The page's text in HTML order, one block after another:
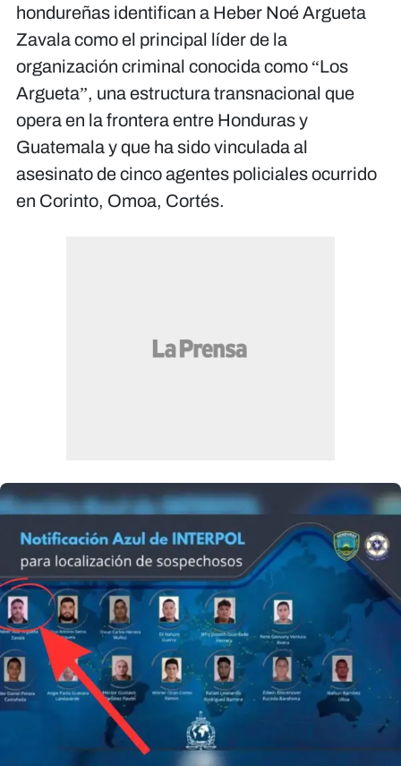
hondureñas identifican a Heber Noé Argueta
Zavala como el principal líder de la
organización criminal conocida como “Los
Argueta”, una estructura transnacional que
opera en la frontera entre Honduras y
Guatemala y que ha sido vinculada al
asesinato de cinco agentes policiales ocurrido
en Corinto, Omoa, Cortés.